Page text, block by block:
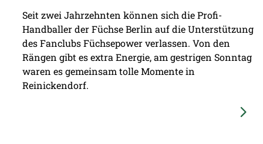
Seit zwei Jahrzehnten können sich die Profi-
Handballer der Füchse Berlin auf die Unterstützung
des Fanclubs Füchsepower verlassen. Von den
Rängen gibt es extra Energie, am gestrigen Sonntag
waren es gemeinsam tolle Momente in
Reinickendorf.